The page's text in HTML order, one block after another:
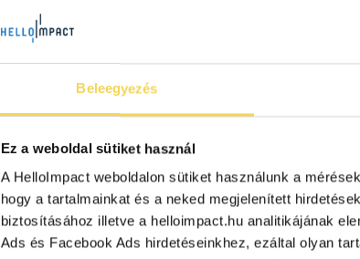
Beleegyezés
Ez a weboldal sütiket használ
A HelloImpact weboldalon sütiket használunk a
hogy a tartalmainkat és a neked megjelenített
biztosításához illetve a helloimpact.hu analitikájának
Ads és Facebook Ads hirdetéseinkhez, ezáltal olyan
Klímaváltozás:
jégsapkák
2025.02.18.